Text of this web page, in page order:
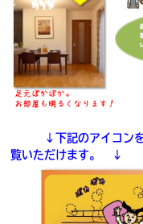
↓下記のアイコン
覧いただけます。 ↓